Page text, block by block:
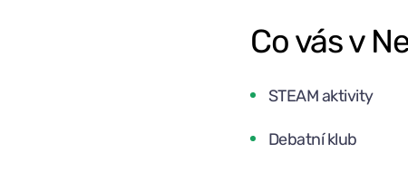
Co vás v
STEAM aktivity
Debatní klub